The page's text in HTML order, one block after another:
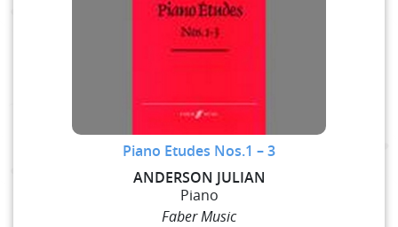
Piano Etudes Nos.1 – 3
ANDERSON JULIAN
Piano
Faber Music